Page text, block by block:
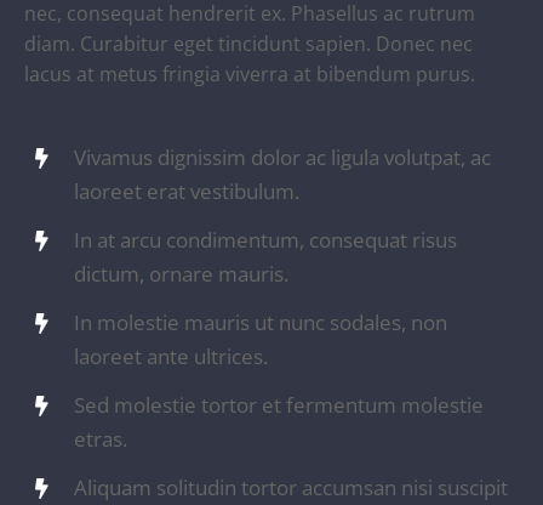
nec, consequat hendrerit ex. Phasellus ac rutrum
diam. Curabitur eget tincidunt sapien. Donec nec
lacus at metus fringia viverra at bibendum purus.
Vivamus dignissim dolor ac ligula volutpat, ac
laoreet erat vestibulum.
In at arcu condimentum, consequat risus
dictum, ornare mauris.
In molestie mauris ut nunc sodales, non
laoreet ante ultrices.
Sed molestie tortor et fermentum molestie
etras.
Aliquam solitudin tortor accumsan nisi suscipit